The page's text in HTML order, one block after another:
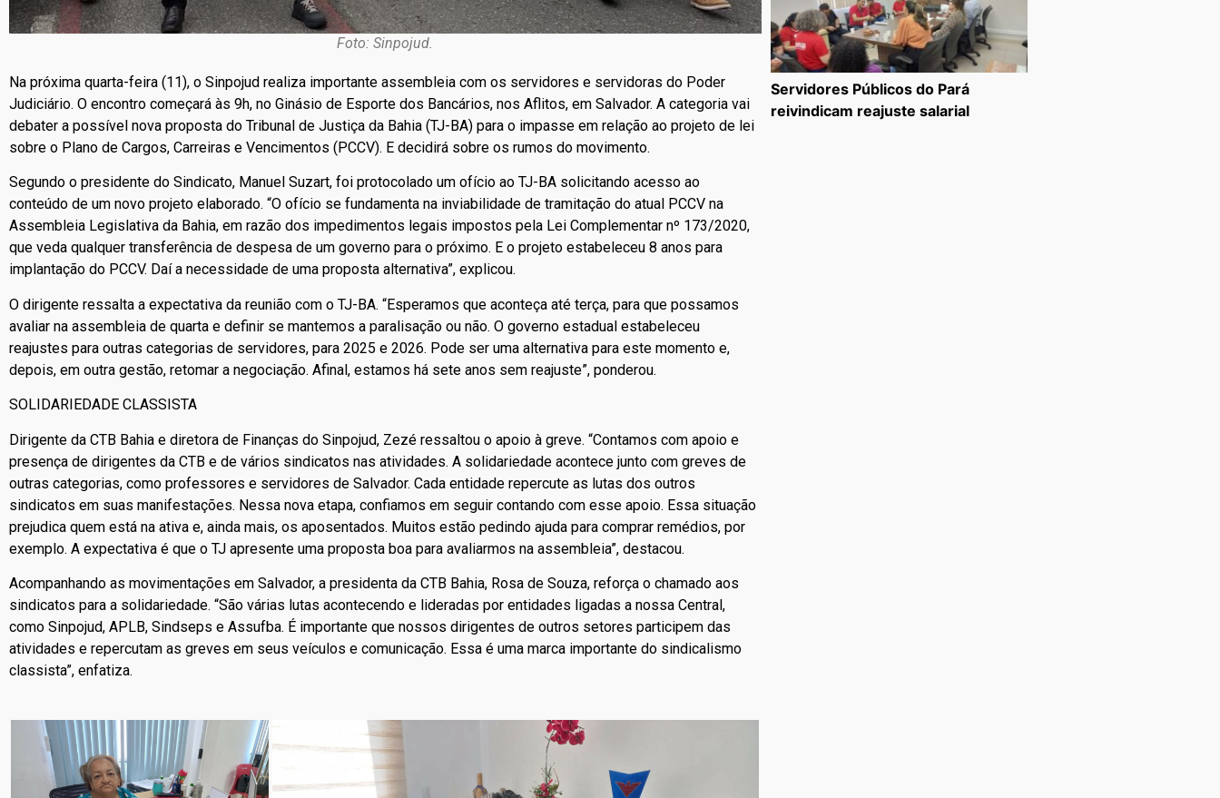
Foto: Sinpojud.
Na próxima quarta-feira (11), o Sinpojud realiza importante assembleia com os servidores e servidoras do Poder
Judiciário. O encontro começará às 9h, no Ginásio de Esporte dos Bancários, nos Aflitos, em Salvador. A categoria vai
debater a possível nova proposta do Tribunal de Justiça da Bahia (TJ-BA) para o impasse em relação ao projeto de lei
sobre o Plano de Cargos, Carreiras e Vencimentos (PCCV). E decidirá sobre os rumos do movimento.
Segundo o presidente do Sindicato, Manuel Suzart, foi protocolado um ofício ao TJ-BA solicitando acesso ao
conteúdo de um novo projeto elaborado. “O ofício se fundamenta na inviabilidade de tramitação do atual PCCV na
Assembleia Legislativa da Bahia, em razão dos impedimentos legais impostos pela Lei Complementar nº 173/2020,
que veda qualquer transferência de despesa de um governo para o próximo. E o projeto estabeleceu 8 anos para
implantação do PCCV. Daí a necessidade de uma proposta alternativa”, explicou.
O dirigente ressalta a expectativa da reunião com o TJ-BA. “Esperamos que aconteça até terça, para que possamos
avaliar na assembleia de quarta e definir se mantemos a paralisação ou não. O governo estadual estabeleceu
reajustes para outras categorias de servidores, para 2025 e 2026. Pode ser uma alternativa para este momento e,
depois, em outra gestão, retomar a negociação. Afinal, estamos há sete anos sem reajuste”, ponderou.
SOLIDARIEDADE CLASSISTA
Dirigente da CTB Bahia e diretora de Finanças do Sinpojud, Zezé ressaltou o apoio à greve. “Contamos com apoio e
presença de dirigentes da CTB e de vários sindicatos nas atividades. A solidariedade acontece junto com greves de
outras categorias, como professores e servidores de Salvador. Cada entidade repercute as lutas dos outros
sindicatos em suas manifestações. Nessa nova etapa, confiamos em seguir contando com esse apoio. Essa situação
prejudica quem está na ativa e, ainda mais, os aposentados. Muitos estão pedindo ajuda para comprar remédios, por
exemplo. A expectativa é que o TJ apresente uma proposta boa para avaliarmos na assembleia”, destacou.
Acompanhando as movimentações em Salvador, a presidenta da CTB Bahia, Rosa de Souza, reforça o chamado aos
sindicatos para a solidariedade. “São várias lutas acontecendo e lideradas por entidades ligadas a nossa Central,
como Sinpojud, APLB, Sindseps e Assufba. É importante que nossos dirigentes de outros setores participem das
atividades e repercutam as greves em seus veículos e comunicação. Essa é uma marca importante do sindicalismo
classista”, enfatiza.
Servidores Públicos do Pará
reivindicam reajuste salarial